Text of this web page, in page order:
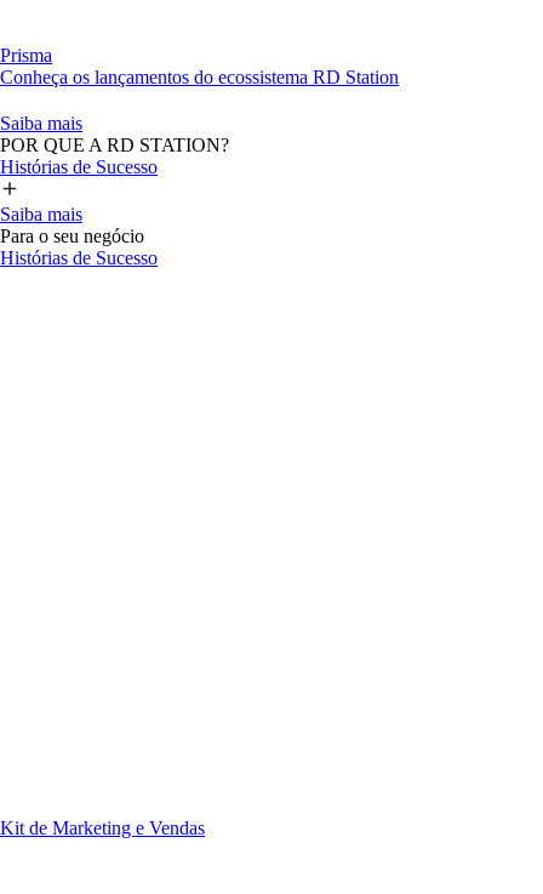
Prisma
Conheça os lançamentos do ecossistema RD Station
Saiba mais
POR QUE A RD STATION?
Histórias de Sucesso
Saiba mais
Para o seu negócio
Histórias de Sucesso
Kit de Marketing e Vendas